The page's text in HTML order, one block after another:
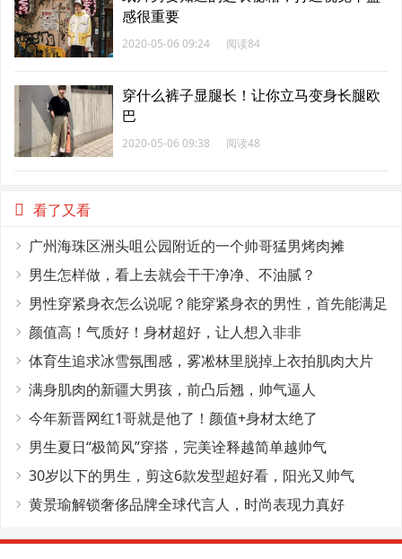
感很重要
2020-05-06 09:24 阅读84
穿什么裤子显腿长！让你立马变身长腿欧
巴
2020-05-06 09:38 阅读48
看了又看
广州海珠区洲头咀公园附近的一个帅哥猛男烤肉摊
男生怎样做，看上去就会干干净净、不油腻？
男性穿紧身衣怎么说呢？能穿紧身衣的男性，首先能满足
这4个条件
颜值高！气质好！身材超好，让人想入非非
体育生追求冰雪氛围感，雾凇林里脱掉上衣拍肌肉大片
满身肌肉的新疆大男孩，前凸后翘，帅气逼人
今年新晋网红1哥就是他了！颜值+身材太绝了
男生夏日“极简风”穿搭，完美诠释越简单越帅气
30岁以下的男生，剪这6款发型超好看，阳光又帅气
黄景瑜解锁奢侈品牌全球代言人，时尚表现力真好